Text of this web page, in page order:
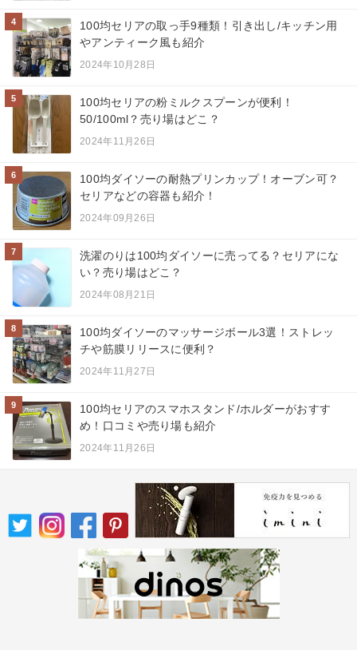
4
100均セリアの取っ手9種類！引き出し/キッチン用
やアンティーク風も紹介
2024年10月28日
5
100均セリアの粉ミルクスプーンが便利！
50/100ml？売り場はどこ？
2024年11月26日
6
100均ダイソーの耐熱プリンカップ！オーブン可？
セリアなどの容器も紹介！
2024年09月26日
7
洗濯のりは100均ダイソーに売ってる？セリアにな
い？売り場はどこ？
2024年08月21日
8
100均ダイソーのマッサージボール3選！ストレッ
チや筋膜リリースに便利？
2024年11月27日
9
100均セリアのスマホスタンド/ホルダーがおすす
め！口コミや売り場も紹介
2024年11月26日